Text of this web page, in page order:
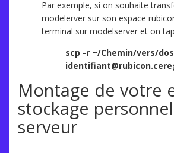
Par exemple, si on souhaite
modelerver sur son espace
terminal sur modelserver et on
scp -r ~/Chemin/vers/
Montage de votre
stockage
serveur